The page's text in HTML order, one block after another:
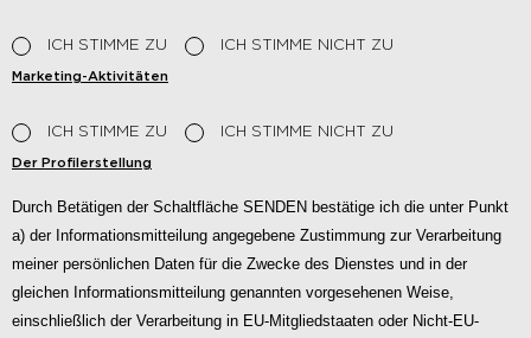
ICH STIMME ZU ICH STIMME NICHT ZU
Marketing-Aktivitäten
ICH STIMME ZU ICH STIMME NICHT ZU
Der Profilerstellung
Durch Betätigen der Schaltfläche SENDEN bestätige ich die unter Punkt
a) der Informationsmitteilung angegebene Zustimmung zur Verarbeitung
meiner persönlichen Daten für die Zwecke des Dienstes und in der
gleichen Informationsmitteilung genannten vorgesehenen Weise,
einschließlich der Verarbeitung in EU-Mitgliedstaaten oder Nicht-EU-